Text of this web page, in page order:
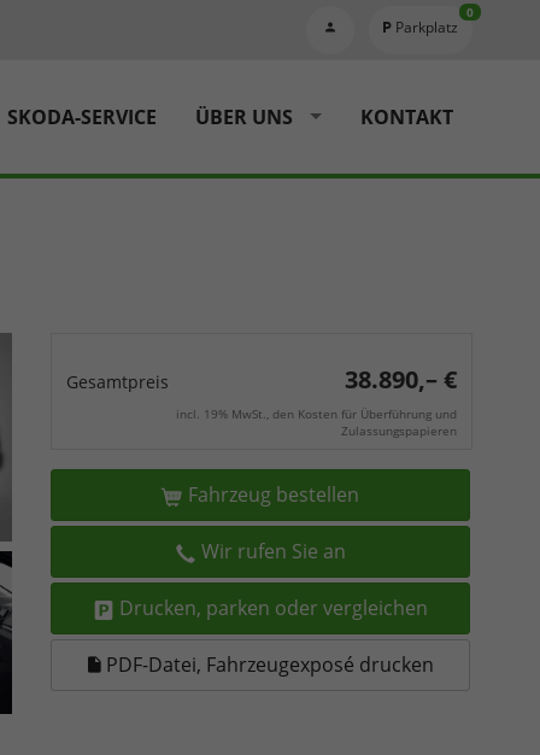
Parkplatz
0
SKODA-SERVICE ÜBER UNS KONTAKT
Gesamtpreis 38.890,– €
incl. 19% MwSt., den Kosten für Überführung und
Zulassungspapieren
Fahrzeug bestellen
Wir rufen Sie an
Drucken, parken oder vergleichen
PDF-Datei, Fahrzeugexposé drucken